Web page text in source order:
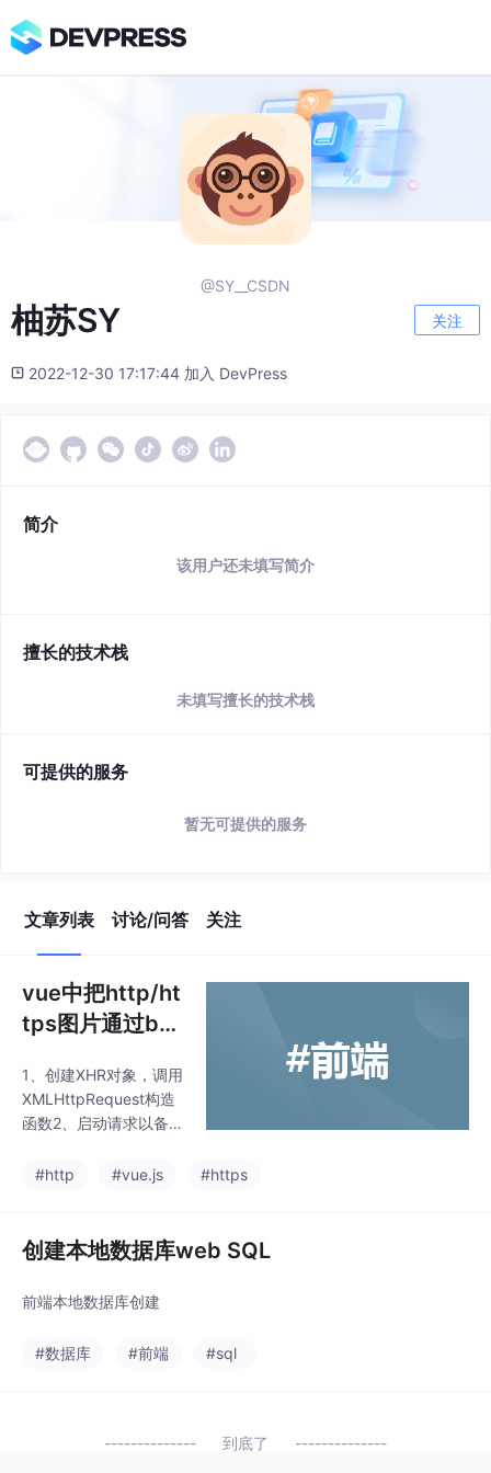
@SY__CSDN
柚苏SY 关注
2022-12-30 17:17:44 加入 DevPress
简介
该用户还未填写简介
擅长的技术栈
未填写擅长的技术栈
可提供的服务
暂无可提供的服务
文章列表 讨论/问答 关注
vue中把http/ht
tps图片通过bas
1、创建XHR对象，调用
XMLHttpRequest构造
函数2、启动请求以备发
应数据的类型4、发送
取为二进制码6、readA
sDataURL 方法可以将
读取到的文件编码成Da
taURL7、onload文件读
#http #vue.js #https
创建本地数据库web SQL
前端本地数据库创建
#数据库 #前端 #sql
到底了